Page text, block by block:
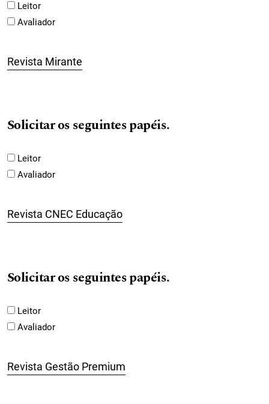
Leitor
Avaliador
Revista Mirante
Solicitar os seguintes papéis.
Leitor
Avaliador
Revista CNEC Educação
Solicitar os seguintes papéis.
Leitor
Avaliador
Revista Gestão Premium